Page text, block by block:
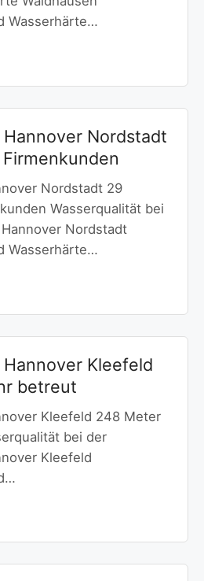
Wasserhärte…
Nordstadt
Nordstadt 29
Wasserqualität bei
Nordstadt
Wasserhärte…
Kleefeld
betreut
Kleefeld 248 Meter
bei der
Kleefeld